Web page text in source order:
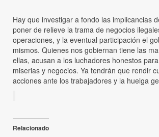
Hay que investigar a fondo las implicancias
poner de relieve la trama de negocios
operaciones, y la eventual participación el
mismos. Quienes nos gobiernan tiene las
ellas, acusan a los luchadores honestos
miserias y negocios. Ya tendrán que rendir
acciones ante los trabajadores y la huelga
Relacionado